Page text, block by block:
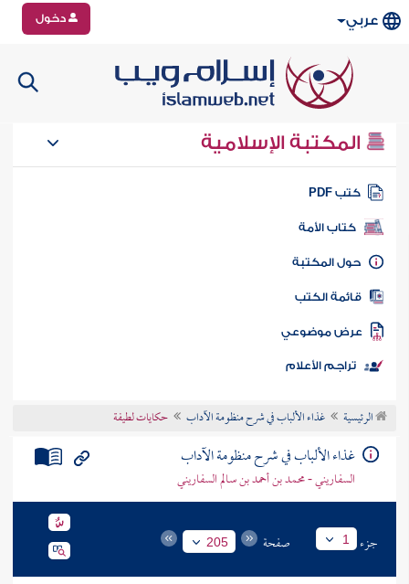
عربي دخول
المكتبة الإسلامية
كتب PDF
كتاب الأمة
المكتبة
الكتب
موضوعي
تراجم الأعلام
الرئيسية غذاء الألباب في شرح منظومة الآداب حكايات لطيفة
غذاء الألباب في شرح منظومة الآداب
السفاريني - محمد بن أحمد بن سالم السفاريني
جزء 1 صفحة 205